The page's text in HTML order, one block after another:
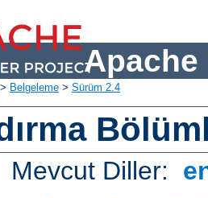
Apache
> Belgeleme > Sürüm 2.4
Mevcut Diller: